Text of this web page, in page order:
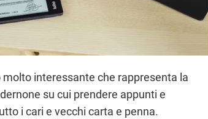
interessante che rappresenta la
su cui prendere appunti e
i cari e vecchi carta e penna.